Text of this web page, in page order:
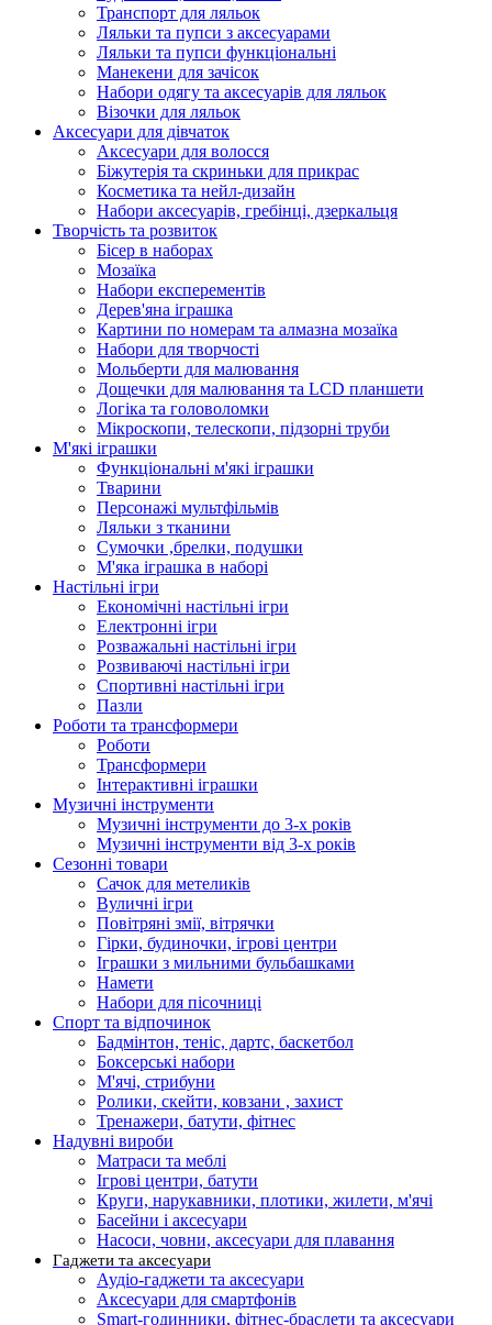
Транспорт для ляльок
Ляльки та пупси з аксесуарами
Ляльки та пупси функціональні
Манекени для зачісок
Набори одягу та аксесуарів для ляльок
Візочки для ляльок
Аксесуари для дівчаток
Аксесуари для волосся
Біжутерія та скриньки для прикрас
Косметика та нейл-дизайн
Набори аксесуарів, гребінці, дзеркальця
Творчість та розвиток
Бісер в наборах
Мозаїка
Набори експерементів
Дерев'яна іграшка
Картини по номерам та алмазна мозаїка
Набори для творчості
Мольберти для малювання
Дощечки для малювання та LCD планшети
Логіка та головоломки
Мікроскопи, телескопи, підзорні труби
М'які іграшки
Функціональні м'які іграшки
Тварини
Персонажі мультфільмів
Ляльки з тканини
Сумочки ,брелки, подушки
М'яка іграшка в наборі
Настільні ігри
Економічні настільні ігри
Електронні ігри
Розважальні настільні ігри
Розвиваючі настільні ігри
Спортивні настільні ігри
Пазли
Роботи та трансформери
Роботи
Трансформери
Інтерактивні іграшки
Музичні інструменти
Музичні інструменти до 3-х років
Музичні інструменти від 3-х років
Сезонні товари
Сачок для метеликів
Вуличні ігри
Повітряні змії, вітрячки
Гірки, будиночки, ігрові центри
Іграшки з мильними бульбашками
Намети
Набори для пісочниці
Спорт та відпочинок
Бадмінтон, теніс, дартс, баскетбол
Боксерські набори
М'ячі, стрибуни
Ролики, скейти, ковзани , захист
Тренажери, батути, фітнес
Надувні вироби
Матраси та меблі
Ігрові центри, батути
Круги, нарукавники, плотики, жилети, м'ячі
Басейни і аксесуари
Насоси, човни, аксесуари для плавання
Гаджети та аксесуари
Аудіо-гаджети та аксесуари
Аксесуари для смартфонів
Smart-годинники, фітнес-браслети та аксесуари